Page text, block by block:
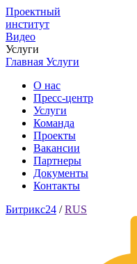
Проектный
институт
Видео
Услуги
Главная Услуги
О нас
Пресс-центр
Услуги
Команда
Проекты
Вакансии
Партнеры
Документы
Контакты
Битрикс24 / RUS